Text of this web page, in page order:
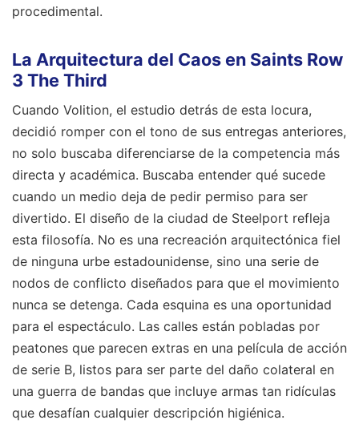
procedimental.
La Arquitectura del Caos en Saints Row
3 The Third
Cuando Volition, el estudio detrás de esta locura,
decidió romper con el tono de sus entregas anteriores,
no solo buscaba diferenciarse de la competencia más
directa y académica. Buscaba entender qué sucede
cuando un medio deja de pedir permiso para ser
divertido. El diseño de la ciudad de Steelport refleja
esta filosofía. No es una recreación arquitectónica fiel
de ninguna urbe estadounidense, sino una serie de
nodos de conflicto diseñados para que el movimiento
nunca se detenga. Cada esquina es una oportunidad
para el espectáculo. Las calles están pobladas por
peatones que parecen extras en una película de acción
de serie B, listos para ser parte del daño colateral en
una guerra de bandas que incluye armas tan ridículas
que desafían cualquier descripción higiénica.